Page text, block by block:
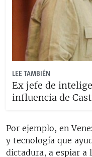
LEE TAMBIÉN
Ex jefe de
influencia de
Por ejemplo, en
y tecnología que
dictadura, a espiar